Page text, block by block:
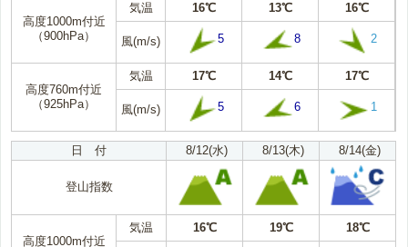
高度1000m付近
（900hPa）
気温 16℃ 13℃ 16℃
風(m/s) 5 8 2
高度760m付近
（925hPa）
気温 17℃ 14℃ 17℃
風(m/s) 5 6 1
日 付 8/12(水) 8/13(木) 8/14(金)
登山指数
高度1000m付近
気温 16℃ 19℃ 18℃